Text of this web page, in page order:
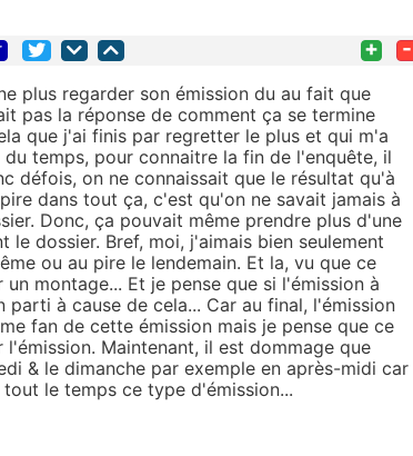
+ -
plus regarder son émission du au fait que
pas la réponse de comment ça se termine
que j'ai finis par regretter le plus et qui m'a
temps, pour connaitre la fin de l'enquête, il
défois, on ne connaissait que le résultat qu'à
dans tout ça, c'est qu'on ne savait jamais à
Donc, ça pouvait même prendre plus d'une
le dossier. Bref, moi, j'aimais bien seulement
ou au pire le lendemain. Et la, vu que ce
montage... Et je pense que si l'émission à
à cause de cela... Car au final, l'émission
fan de cette émission mais je pense que ce
Maintenant, il est dommage que
& le dimanche par exemple en après-midi car
le temps ce type d'émission...